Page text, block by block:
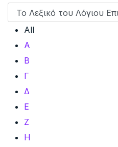
All
Α
Β
Γ
Δ
Ε
Ζ
Η